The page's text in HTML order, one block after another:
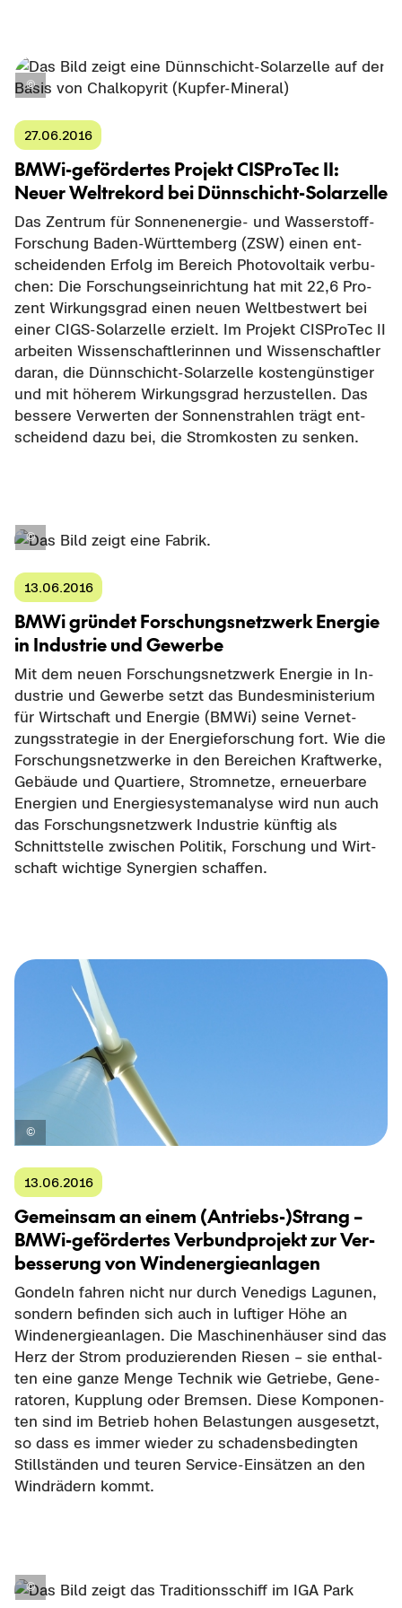
27.06.2016
BMWi-​gefördertes Pro­jekt CIS­Pro­Tec II:
Neuer Welt­re­kord bei Dünnschicht-​Solarzelle
Das Zen­trum für Sonnenenergie-​ und Wasserstoff-​
Forschung Baden-​Württemberg (ZSW) einen ent­
schei­den­den Er­folg im Be­reich Pho­to­vol­ta­ik ver­bu­
chen: Die For­schungs­ein­rich­tung hat mit 22,6 Pro­
zent Wir­kungs­grad einen neuen Welt­best­wert bei
einer CIGS-​Solarzelle er­zielt. Im Pro­jekt CIS­Pro­Tec II
ar­bei­ten Wis­sen­schaft­le­rin­nen und Wis­sen­schaft­ler
daran, die Dünnschicht-​Solarzelle kos­ten­güns­ti­ger
und mit hö­he­rem Wir­kungs­grad her­zu­stel­len. Das
bes­se­re Ver­wer­ten der Son­nen­strah­len trägt ent­
schei­dend dazu bei, die Strom­kos­ten zu sen­ken.
13.06.2016
BMWi grün­det For­schungs­netz­werk En­er­gie
in In­dus­trie und Ge­wer­be
Mit dem neuen For­schungs­netz­werk En­er­gie in In­
dus­trie und Ge­wer­be setzt das Bun­des­mi­nis­te­ri­um
für Wirt­schaft und En­er­gie (BMWi) seine Ver­net­
zungs­stra­te­gie in der En­er­gie­for­schung fort. Wie die
For­schungs­netz­wer­ke in den Be­rei­chen Kraft­wer­ke,
Ge­bäu­de und Quar­tie­re, Strom­net­ze, er­neu­er­ba­re
En­er­gien und En­er­gie­sys­tem­ana­ly­se wird nun auch
das For­schungs­netz­werk In­dus­trie künf­tig als
Schnitt­stel­le zwi­schen Po­li­tik, For­schung und Wirt­
schaft wich­ti­ge Syn­er­gien schaf­fen.
13.06.2016
Ge­mein­sam an einem (Antriebs-​)Strang –
BMWi-​gefördertes Ver­bund­pro­jekt zur Ver­
bes­se­rung von Wind­ener­gie­an­la­gen
Gon­deln fah­ren nicht nur durch Ve­ne­digs La­gu­nen,
son­dern be­fin­den sich auch in luf­ti­ger Höhe an
Wind­ener­gie­an­la­gen. Die Ma­schi­nen­häu­ser sind das
Herz der Strom pro­du­zie­ren­den Rie­sen – sie ent­hal­
ten eine ganze Menge Tech­nik wie Ge­trie­be, Ge­ne­
ra­to­ren, Kupp­lung oder Brem­sen. Diese Kom­po­nen­
ten sind im Be­trieb hohen Be­las­tun­gen aus­ge­setzt,
so dass es immer wie­der zu scha­dens­be­ding­ten
Still­stän­den und teu­ren Service-​Einsätzen an den
Wind­rä­dern kommt.